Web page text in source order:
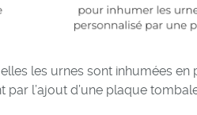
les urnes sont inhumées en
l’ajout d’une plaque